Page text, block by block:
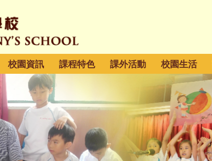
校園資訊 課程特色 課外活動 校園生活